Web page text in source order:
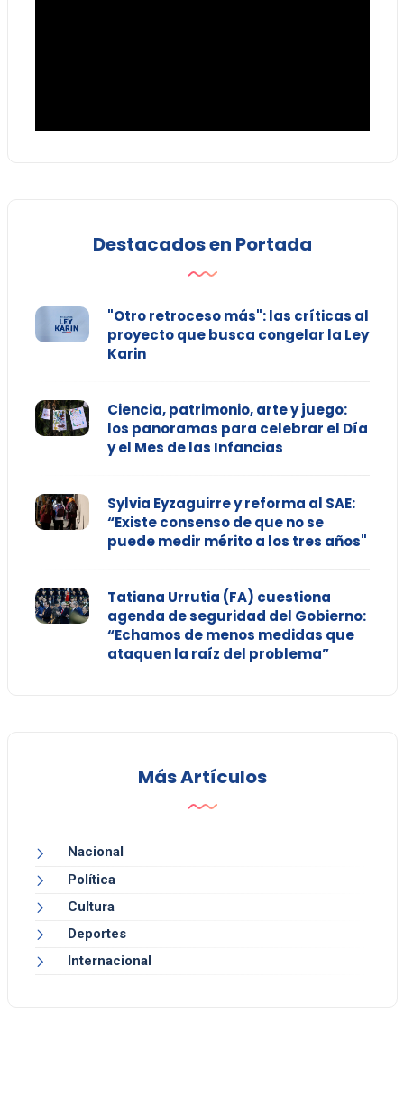
Destacados en Portada
"Otro retroceso más": las críticas al
proyecto que busca congelar la Ley
Karin
Ciencia, patrimonio, arte y juego:
los panoramas para celebrar el Día
y el Mes de las Infancias
Sylvia Eyzaguirre y reforma al SAE:
“Existe consenso de que no se
puede medir mérito a los tres años"
Tatiana Urrutia (FA) cuestiona
agenda de seguridad del Gobierno:
“Echamos de menos medidas que
ataquen la raíz del problema”
Más Artículos
Nacional
Política
Cultura
Deportes
Internacional